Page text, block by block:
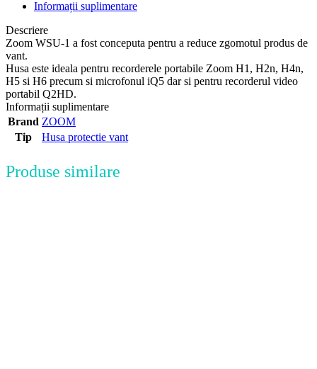
Informații suplimentare
Descriere
Zoom WSU-1 a fost conceputa pentru a reduce zgomotul produs de
vant.
Husa este ideala pentru recorderele portabile Zoom H1, H2n, H4n,
H5 si H6 precum si microfonul iQ5 dar si pentru recorderul video
portabil Q2HD.
Informații suplimentare
Brand ZOOM
Tip
Husa protectie vant
Produse similare